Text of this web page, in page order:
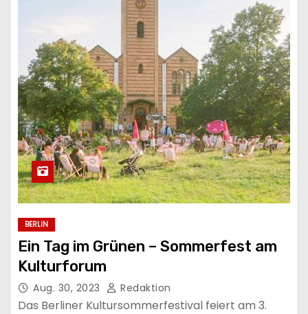
BERLIN
Ein Tag im Grünen – Sommerfest am
Kulturforum
Aug. 30, 2023 Redaktion
Das Berliner Kultursommerfestival feiert am 3.